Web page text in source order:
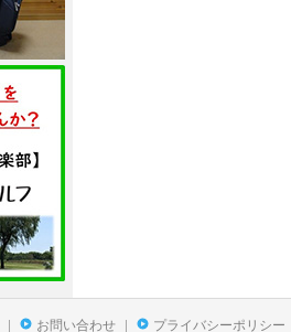
| お問い合わせ | プライバシーポリシー